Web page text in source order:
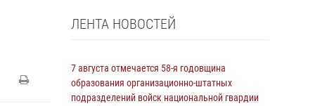
ЛЕНТА НОВОСТЕЙ
7 августа отмечается 58-я годовщина
образования организационно-штатных
подразделений войск национальной гвардии